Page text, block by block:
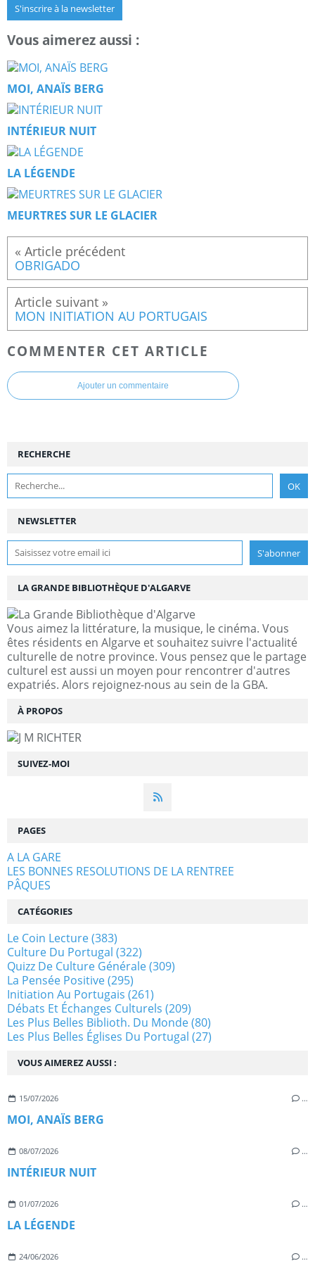
S'inscrire à la newsletter
Vous aimerez aussi :
MOI, ANAÏS BERG
INTÉRIEUR NUIT
LA LÉGENDE
MEURTRES SUR LE GLACIER
OBRIGADO
MON INITIATION AU PORTUGAIS
COMMENTER CET ARTICLE
Ajouter un commentaire
NEWSLETTER
SUIVEZ-MOI
RECHERCHE
LA GRANDE BIBLIOTHÈQUE D'ALGARVE
Vous aimez la littérature, la musique, le cinéma. Vous
êtes résidents en Algarve et souhaitez suivre l'actualité
culturelle de notre province. Vous pensez que le partage
culturel est aussi un moyen pour rencontrer d'autres
expatriés. Alors rejoignez-nous au sein de la GBA.
À PROPOS
VOUS AIMEREZ AUSSI :
15/07/2026 …
MOI, ANAÏS BERG
08/07/2026 …
INTÉRIEUR NUIT
01/07/2026 …
LA LÉGENDE
24/06/2026 …
PAGES
A LA GARE
LES BONNES RESOLUTIONS DE LA RENTREE
PÂQUES
CATÉGORIES
Le Coin Lecture(383)
Culture Du Portugal (322)
Quizz De Culture Générale(309)
La Pensée Positive(295)
Initiation Au Portugais (261)
Débats Et Échanges Culturels (209)
Les Plus Belles Biblioth. Du Monde(80)
Les Plus Belles Églises Du Portugal (27)